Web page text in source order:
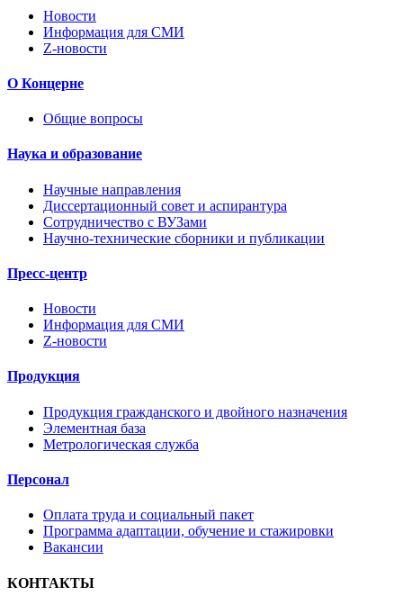
Новости
Информация для СМИ
Z-новости
О Концерне
Общие вопросы
Наука и образование
Научные направления
Диссертационный совет и аспирантура
Сотрудничество с ВУЗами
Научно-технические сборники и публикации
Пресс-центр
Новости
Информация для СМИ
Z-новости
Продукция
Продукция гражданского и двойного назначения
Элементная база
Метрологическая служба
Персонал
Оплата труда и социальный пакет
Программа адаптации, обучение и стажировки
Вакансии
КОНТАКТЫ